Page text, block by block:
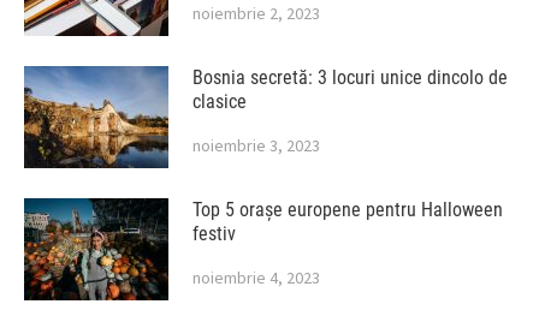
noiembrie 2, 2023
Bosnia secretă: 3 locuri unice dincolo de
clasice
noiembrie 3, 2023
Top 5 orașe europene pentru Halloween
festiv
noiembrie 4, 2023